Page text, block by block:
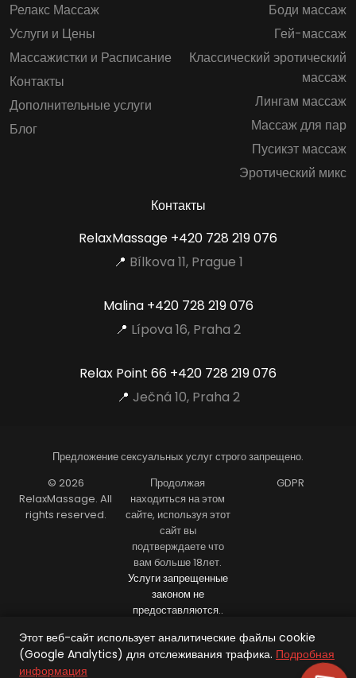
Релакс Массаж
Услуги и Цены
Массажистки и Расписание
Контакты
Дополнительные услуги
Блог
Боди массаж
Гей-массаж
Классический эротический
массаж
Лингам массаж
Массаж для пар
Пусикэт массаж
Эротический микс
Контакты
RelaxMassage +420 728 219 076
📍 Bílkova 11, Prague 1
Malina +420 728 219 076
📍 Lípova 16, Praha 2
Relax Point 66 +420 728 219 076
📍 Ječná 10, Praha 2
Предложение сексуальных услуг строго запрещено.
© 2026
RelaxMassage. All
rights reserved.
Продолжая
находиться на этом
сайте, используя этот
сайт вы
подтверждаете что
вам больше 18лет.
Услуги запрещенные
законом не
предоставляются..
GDPR
Этот веб-сайт использует аналитические файлы cookie
(Google Analytics) для отслеживания трафика. Подробная
информация